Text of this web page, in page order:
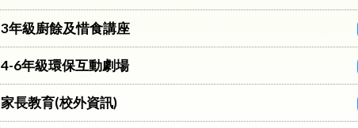
3年級廚餘及惜食講座
4-6年級環保互動劇場
家長教育(校外資訊)